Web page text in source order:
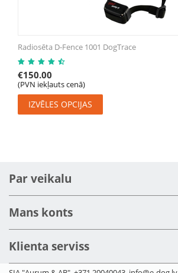
Radiosēta D-Fence 1001 DogTrace
€150.00
(PVN iekļauts cenā)
IZVĒLES OPCIJAS
Par veikalu
Mans konts
Klienta serviss